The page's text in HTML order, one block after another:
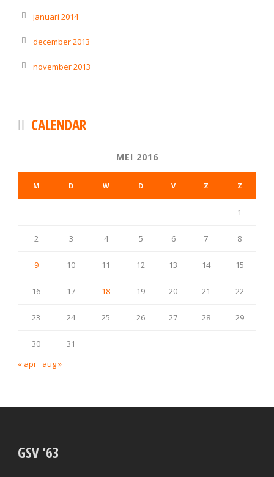
januari 2014
december 2013
november 2013
CALENDAR
MEI 2016
M D W D V Z Z
1
2 3 4 5 6 7 8
9 10 11 12 13 14 15
16 17 18 19 20 21 22
23 24 25 26 27 28 29
30
31
« apr aug »
GSV ’63